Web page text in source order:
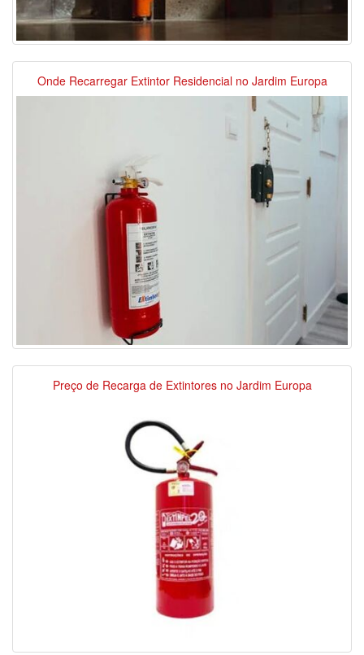
Onde Recarregar Extintor Residencial no Jardim Europa
Preço de Recarga de Extintores no Jardim Europa